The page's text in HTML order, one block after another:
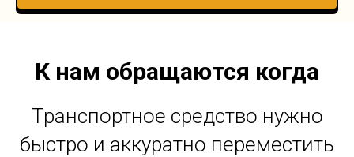
К нам обращаются когда
Транспортное средство нужно
быстро и аккуратно переместить